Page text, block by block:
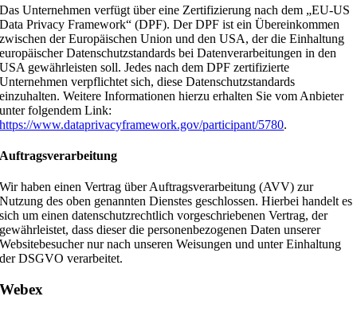
Das Unternehmen verfügt über eine Zertifizierung nach dem „EU-US
Data Privacy Framework“ (DPF). Der DPF ist ein Übereinkommen
zwischen der Europäischen Union und den USA, der die Einhaltung
europäischer Datenschutzstandards bei Datenverarbeitungen in den
USA gewährleisten soll. Jedes nach dem DPF zertifizierte
Unternehmen verpflichtet sich, diese Datenschutzstandards
einzuhalten. Weitere Informationen hierzu erhalten Sie vom Anbieter
unter folgendem Link:
https://www.dataprivacyframework.gov/participant/5780.
Auftragsverarbeitung
Wir haben einen Vertrag über Auftragsverarbeitung (AVV) zur
Nutzung des oben genannten Dienstes geschlossen. Hierbei handelt es
sich um einen datenschutzrechtlich vorgeschriebenen Vertrag, der
gewährleistet, dass dieser die personenbezogenen Daten unserer
Websitebesucher nur nach unseren Weisungen und unter Einhaltung
der DSGVO verarbeitet.
Webex